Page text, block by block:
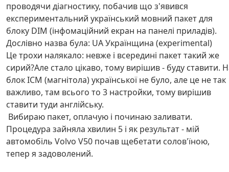
проводячи діагностику, побачив що з'явився
експериментальний український мовний пакет для
блоку DIM (інфомаційний екран на панелі приладів).
Дослівно назва була: UA Українщина (experimental)
Це трохи налякало: невже і всередині пакет такий же
сирий?Але стало цікаво, тому вирішив - буду ставити.
блок ICM (магнітола) української не було, але це не так
важливо, там всього то 3 настройки, тому вирішив
ставити туди англійську.
Вибираю пакет, оплачую і починаю заливати.
Процедура зайняла хвилин 5 і як результат - мій
автомобіль Volvo V50 почав щебетати солов'їною,
тепер я задоволений.